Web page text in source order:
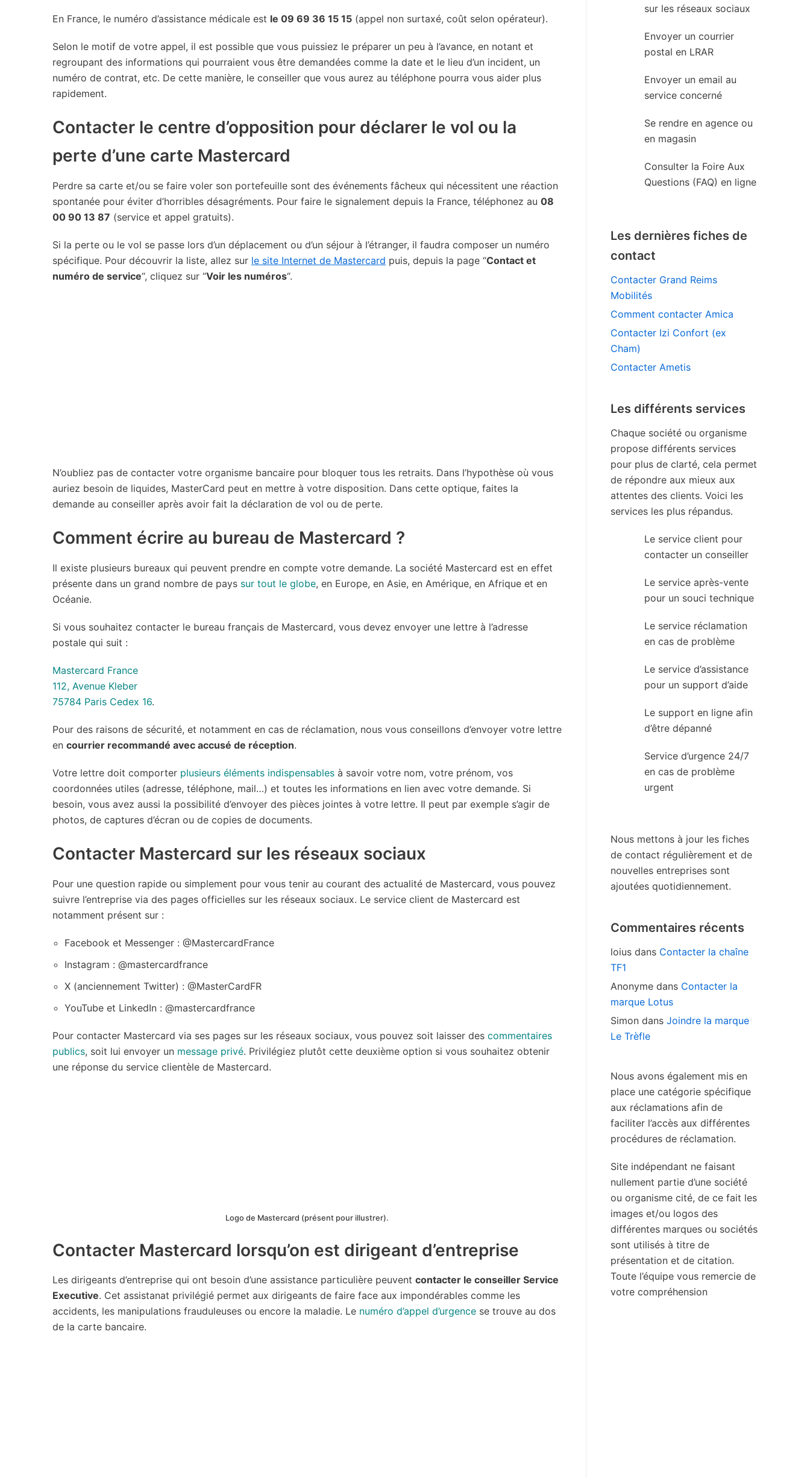
En France, le numéro d’assistance médicale est le 09 69 36 15 15 (appel non surtaxé, coût selon opérateur).
Selon le motif de votre appel, il est possible que vous puissiez le préparer un peu à l’avance, en notant et
regroupant des informations qui pourraient vous être demandées comme la date et le lieu d’un incident, un
numéro de contrat, etc. De cette manière, le conseiller que vous aurez au téléphone pourra vous aider plus
rapidement.
Contacter le centre d’opposition pour déclarer le vol ou la
perte d’une carte Mastercard
Perdre sa carte et/ou se faire voler son portefeuille sont des événements fâcheux qui nécessitent une réaction
spontanée pour éviter d’horribles désagréments. Pour faire le signalement depuis la France, téléphonez au 08
00 90 13 87 (service et appel gratuits).
Si la perte ou le vol se passe lors d’un déplacement ou d’un séjour à l’étranger, il faudra composer un numéro
spécifique. Pour découvrir la liste, allez sur le site Internet de Mastercard puis, depuis la page “Contact et
numéro de service“, cliquez sur “Voir les numéros“.
N’oubliez pas de contacter votre organisme bancaire pour bloquer tous les retraits. Dans l’hypothèse où vous
auriez besoin de liquides, MasterCard peut en mettre à votre disposition. Dans cette optique, faites la
demande au conseiller après avoir fait la déclaration de vol ou de perte.
Comment écrire au bureau de Mastercard ?
Il existe plusieurs bureaux qui peuvent prendre en compte votre demande. La société Mastercard est en effet
présente dans un grand nombre de pays sur tout le globe, en Europe, en Asie, en Amérique, en Afrique et en
Océanie.
Si vous souhaitez contacter le bureau français de Mastercard, vous devez envoyer une lettre à l’adresse
postale qui suit :
Mastercard France
112, Avenue Kleber
75784 Paris Cedex 16.
Pour des raisons de sécurité, et notamment en cas de réclamation, nous vous conseillons d’envoyer votre lettre
en courrier recommandé avec accusé de réception.
Votre lettre doit comporter plusieurs éléments indispensables à savoir votre nom, votre prénom, vos
coordonnées utiles (adresse, téléphone, mail…) et toutes les informations en lien avec votre demande. Si
besoin, vous avez aussi la possibilité d’envoyer des pièces jointes à votre lettre. Il peut par exemple s’agir de
photos, de captures d’écran ou de copies de documents.
Contacter Mastercard sur les réseaux sociaux
Pour une question rapide ou simplement pour vous tenir au courant des actualité de Mastercard, vous pouvez
suivre l’entreprise via des pages officielles sur les réseaux sociaux. Le service client de Mastercard est
notamment présent sur :
Facebook et Messenger : @MastercardFrance
Instagram : @mastercardfrance
X (anciennement Twitter) : @MasterCardFR
YouTube et LinkedIn : @mastercardfrance
Pour contacter Mastercard via ses pages sur les réseaux sociaux, vous pouvez soit laisser des commentaires
publics, soit lui envoyer un message privé. Privilégiez plutôt cette deuxième option si vous souhaitez obtenir
une réponse du service clientèle de Mastercard.
Logo de Mastercard (présent pour illustrer).
Contacter Mastercard lorsqu’on est dirigeant d’entreprise
Les dirigeants d’entreprise qui ont besoin d’une assistance particulière peuvent contacter le conseiller Service
Executive. Cet assistanat privilégié permet aux dirigeants de faire face aux impondérables comme les
accidents, les manipulations frauduleuses ou encore la maladie. Le numéro d’appel d’urgence se trouve au dos
de la carte bancaire.
sur les réseaux sociaux
Envoyer un courrier
postal en LRAR
Envoyer un email au
service concerné
Se rendre en agence ou
en magasin
Consulter la Foire Aux
Questions (FAQ) en ligne
Les dernières fiches de
contact
Contacter Grand Reims
Mobilités
Comment contacter Amica
Contacter Izi Confort (ex
Cham)
Contacter Ametis
Les différents services
Chaque société ou organisme
propose différents services
pour plus de clarté, cela permet
de répondre aux mieux aux
attentes des clients. Voici les
services les plus répandus.
Le service client pour
contacter un conseiller
Le service après-vente
pour un souci technique
Le service réclamation
en cas de problème
Le service d’assistance
pour un support d’aide
Le support en ligne afin
d’être dépanné
Service d’urgence 24/7
en cas de problème
urgent
Nous mettons à jour les fiches
de contact régulièrement et de
nouvelles entreprises sont
ajoutées quotidiennement.
Commentaires récents
loius dans Contacter la chaîne
TF1
Anonyme dans Contacter la
marque Lotus
Simon dans Joindre la marque
Le Trèfle
Nous avons également mis en
place une catégorie spécifique
aux réclamations afin de
faciliter l’accès aux différentes
procédures de réclamation.
Site indépendant ne faisant
nullement partie d’une société
ou organisme cité, de ce fait les
images et/ou logos des
différentes marques ou sociétés
sont utilisés à titre de
présentation et de citation.
Toute l’équipe vous remercie de
votre compréhension